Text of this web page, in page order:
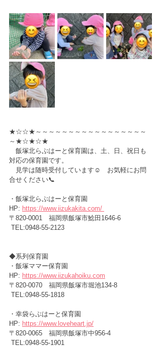
★☆☆★～～～～～～～～～～～～～～～～～
～★☆★☆★
飯塚北らぶはーと保育園は、土、日、祝日も
対応の保育園です。
見学は随時受付しています☺️　お気軽にお問
合せください📞
・飯塚北らぶはーと保育園
HP: https://www.iizukakita.com/
〒820-0001　福岡県飯塚市鯰田1646-6
TEL:0948-55-2123
◆系列保育園
・飯塚ママー保育園
HP: https://www.iizukahoiku.com
〒820-0070　福岡県飯塚市堀池134-8
TEL:0948-55-1818
・幸袋らぶはーと保育園
HP: https://www.loveheart.jp/
〒820-0065　福岡県飯塚市中956-4
TEL:0948-55-1901